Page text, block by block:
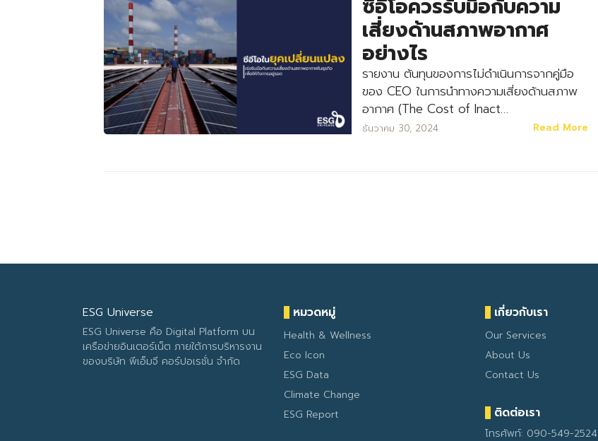
Search
for:
ซีอีโอควรรับมือกับความ
เสี่ยงด้านสภาพอากาศ
อย่างไร
รายงาน ต้นทุนของการไม่ดำเนินการจากคู่มือ
ของ CEO ในการนำทางความเสี่ยงด้านสภาพ
อากาศ (The Cost of Inact…
ธันวาคม 30, 2024 Read More
ESG Universe
ESG Universe คือ Digital Platform บน
เครือข่ายอินเตอร์เน็ต ภายใต้การบริหารงาน
ของบริษัท พีเอ็มจี คอร์ปอเรชั่น จำกัด
หมวดหมู่
Health & Wellness
Eco Icon
ESG Data
Climate Change
ESG Report
เกี่ยวกับเรา
Our Services
About Us
Contact Us
ติดต่อเรา
โทรศัพท์: 090-549-2524